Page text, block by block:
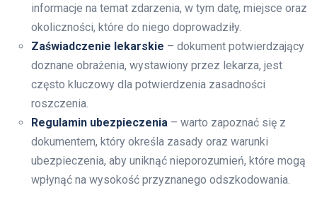
informacje na temat zdarzenia, w tym datę, miejsce oraz
okoliczności, które do niego doprowadziły.
Zaświadczenie lekarskie – dokument potwierdzający
doznane obrażenia, wystawiony przez lekarza, jest
często kluczowy dla potwierdzenia zasadności
roszczenia.
Regulamin ubezpieczenia – warto zapoznać się z
dokumentem, który określa zasady oraz warunki
ubezpieczenia, aby uniknąć nieporozumień, które mogą
wpłynąć na wysokość przyznanego odszkodowania.